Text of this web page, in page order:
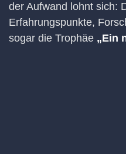
der Aufwand lohnt sich:
Erfahrungspunkte,
sogar die Trophäe „Ein